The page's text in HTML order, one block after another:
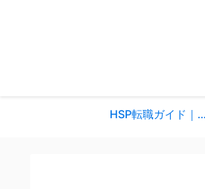
HSP転職ガイド｜仕事を変えるべきか迷ったときに読む、共感と気づきのスタートページ